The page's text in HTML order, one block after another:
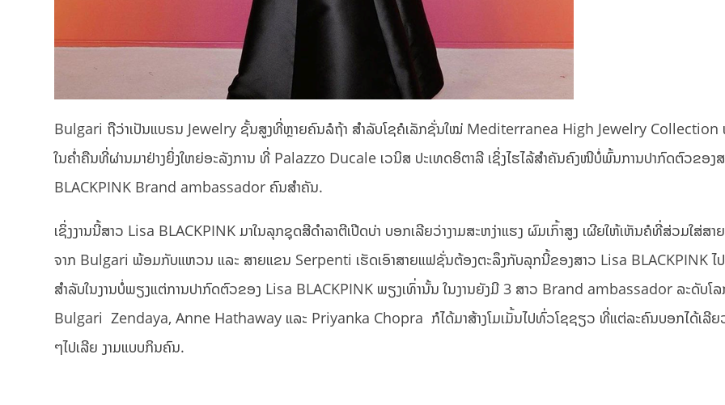
Bulgari ຖືວ່າເປັນແບຣນ Jewelry ຊັ້ນສູງທີ່ຫຼາຍຄົນລໍຖ້າ ສຳລັບໂຊຄໍເລັກຊັ່ນໃໝ່ Mediterranea High Jewelry
ໃນຄ່ຳຄືນທີ່ຜ່ານມາຢ່າງຍິ່ງໃຫຍ່ອະລັງການ ທີ່ Palazzo Ducale ເວນິສ ປະເທດອິຕາລີ ເຊິ່ງໄຮໄລ້ສຳຄັນຄົງໜີບໍ່ພົ້ນການປາກົດຕົວຂອງ
BLACKPINK Brand ambassador ຄົນສຳຄັນ.
ເຊິ່ງງານນີ້ສາວ Lisa BLACKPINK ມາໃນລຸກຊຸດສີດຳລາຕີເປີດບ່າ ບອກເລີຍວ່າງາມສະຫງ່າແຮງ ຜົມເກົ້າສູງ ເຜີຍໃຫ້ເຫັນຄໍທີ່ສ່ວມໃສ່ສາ
ຈາກ Bulgari ພ້ອມກັບແຫວນ ແລະ ສາຍແຂນ Serpenti ເຮັດເອົາສາຍແຟຊັ່ນຕ້ອງຕະລຶງກັບລຸກນີ້ຂອງສາວ Lisa BLACKPINK ໄ
ສຳລັບໃນງານບໍ່ພຽງແຕ່ການປາກົດຕົວຂອງ Lisa BLACKPINK ພຽງເທົ່ານັ້ນ ໃນງານຍັງມີ 3 ສາວ Brand ambassador ລະດັບໂ
Bulgari Zendaya, Anne Hathaway ແລະ Priyanka Chopra ກໍໄດ້ມາສ້າງໂມເມັ້ນໄປທົ່ວໂຊຊຽວ ທີ່ແຕ່ລະຄົນບອກໄດ້ເລີຍ
ໆໄປເລີຍ ງາມແບບກິນຄົນ.